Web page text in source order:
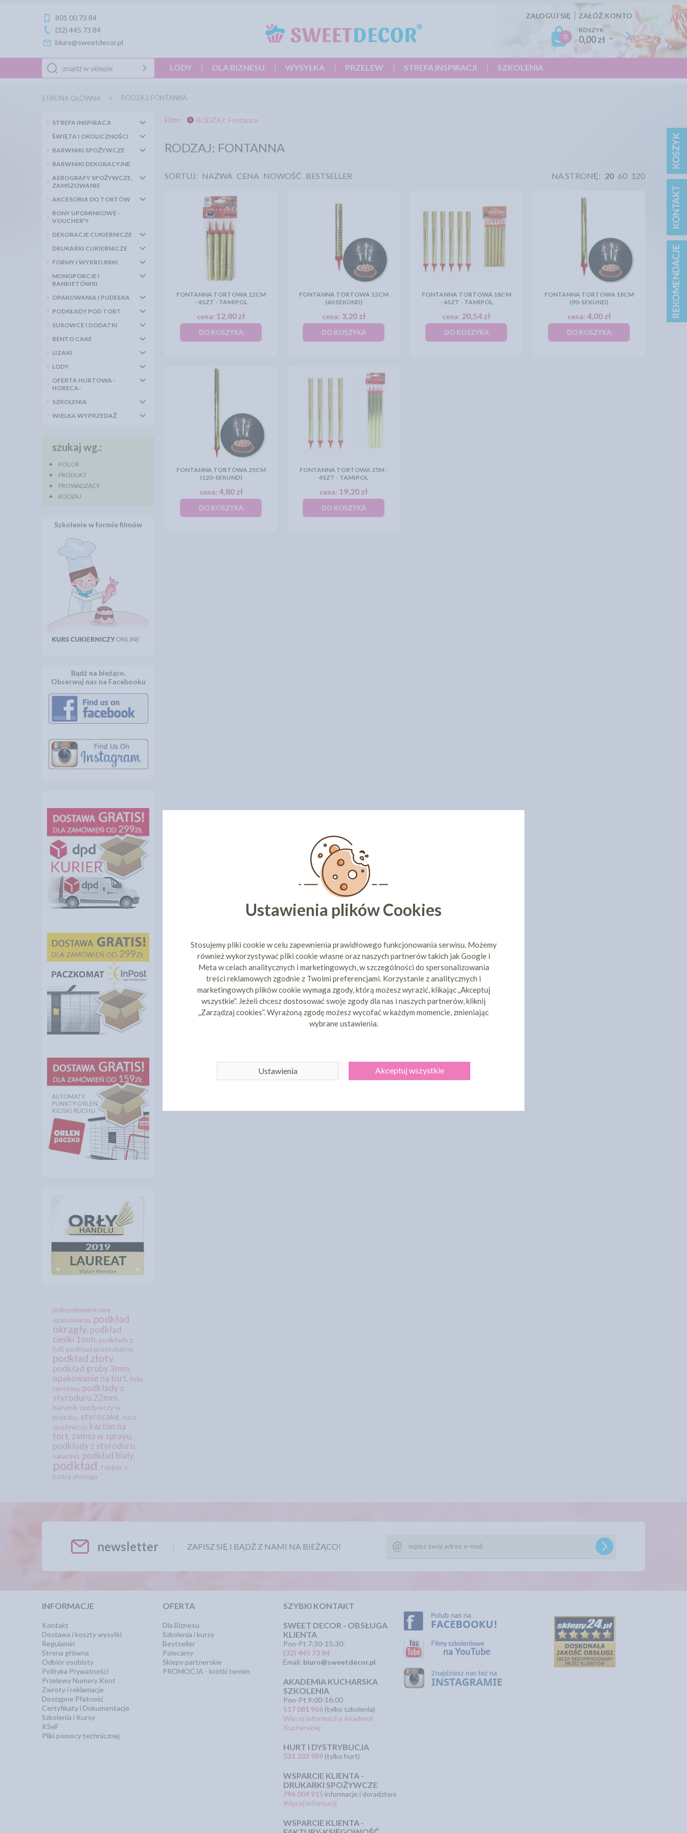
801 00 73 84
(32) 445 73 84
biuro@sweetdecor.pl
ZALOGUJ SIĘ ZAŁÓŻ KONTO
0
KOSZYK
0,00 zł
LODY DLA BIZNESU WYSYŁKA PRZELEW STREFA INSPIRACJI SZKOLENIA
STRONA GŁÓWNA RODZAJ: FONTANNA
STREFA INSPIRACJI
ŚWIĘTA I OKOLICZNOŚCI
BARWNIKI SPOŻYWCZE
BARWNIKI DEKORACYJNE
AEROGRAFY SPOŻYWCZE,
ZAMSZOWANIE
AKCESORIA DO TORTÓW
BONY UPOMINKOWE -
VOUCHER'Y
DEKORACJE CUKIERNICZE
DRUKARKI CUKIERNICZE
FORMY I WYKROJNIKI
MONOPORCJE I
BANKIETÓWKI
OPAKOWANIA I PUDEŁKA
PODKŁADY POD TORT
SUROWCE I DODATKI
BENTO CAKE
LIZAKI
LODY
OFERTA HURTOWA -
HORECA-
SZKOLENIA
WIELKA WYPRZEDAŻ
szukaj wg.:
KOLOR
PRODUKT
PROWADZĄCY
RODZAJ
Szkolenie w formie filmów
Bądź na bieżąco.
Obserwuj nas na Facebooku
jednoelementowe
opakowania, podkład
okrągły, podkład
cieńki 1mm, podkłady z
hdf, podkład prostokątny,
podkład złoty,
podkład gruby 3mm,
opakowanie na tort, folia
rantowa, podkłady z
styroduru 22mm,
barwnik spożywczy w
proszku, styrocake, tusz
spożywczy, karton na
tort, zamsz w sprayu,
podkłady z styroduru,
saracino, podkład biały,
podkład, topper z
lustra złotego
Filtr: RODZAJ: Fontanna
RODZAJ: FONTANNA
SORTUJ: NAZWA CENA NOWOŚĆ BESTSELLER NA STRONĘ: 20 60 120
FONTANNA TORTOWA 12CM
- 4SZT - TAMIPOL
cena: 12,80 zł
DO KOSZYKA
FONTANNA TORTOWA 12CM
(60 SEKUND)
cena: 3,20 zł
DO KOSZYKA
FONTANNA TORTOWA 18CM
- 6SZT - TAMIPOL
cena: 20,54 zł
DO KOSZYKA
FONTANNA TORTOWA 18CM
(90-SEKUND)
cena: 4,00 zł
DO KOSZYKA
FONTANNA TORTOWA 25CM
(120-SEKUND)
cena: 4,80 zł
DO KOSZYKA
FONTANNA TORTOWA 25M -
4SZT - TAMIPOL
cena: 19,20 zł
DO KOSZYKA
newsletter ZAPISZ SIĘ I BĄDŹ Z NAMI NA BIEŻĄCO!
INFORMACJE
Kontakt
Dostawa i koszty wysyłki
Regulamin
Strona główna
Odbiór osobisty
Polityka Prywatności
Przelewy Numery Kont
Zwroty i reklamacje
Dostępne Płatność
Certyfikaty i Dokumentacje
Szkolenia i Kursy
KSeF
Pliki pomocy technicznej
OFERTA
Dla Biznesu
Szkolenia i kursy
Bestseller
Polecamy
Sklepy partnerskie
PROMOCJA - krótki termin
SZYBKI KONTAKT
SWEET DECOR - OBSŁUGA
KLIENTA
Pon-Pt 7:30-15:30:
(32) 445 73 84
Email: biuro@sweetdecor.pl
AKADEMIA KUCHARSKA
SZKOLENIA
Pon-Pt 9:00-16:00
517 081 966 (tylko szkolenia)
Więcej informacji o Akademii
Kucharskiej
HURT I DYSTRYBUCJA
531 333 989 (tylko hurt)
WSPARCIE KLIENTA -
DRUKARKI SPOŻYWCZE
796 004 915 informacje i doradztwo
Więcej informacji
WSPARCIE KLIENTA -
Ustawienia plików Cookies
Stosujemy pliki cookie w celu zapewnienia prawidłowego funkcjonowania serwisu. Możemy
również wykorzystywać pliki cookie własne oraz naszych partnerów takich jak Google i
Meta w celach analitycznych i marketingowych, w szczególności do spersonalizowania
treści reklamowych zgodnie z Twoimi preferencjami. Korzystanie z analitycznych i
marketingowych plików cookie wymaga zgody, którą możesz wyrazić, klikając „Akceptuj
wszystkie”. Jeżeli chcesz dostosować swoje zgody dla nas i naszych partnerów, kliknij
„Zarządzaj cookies”. Wyrażoną zgodę możesz wycofać w każdym momencie, zmieniając
wybrane ustawienia.
Ustawienia Akceptuj wszystkie